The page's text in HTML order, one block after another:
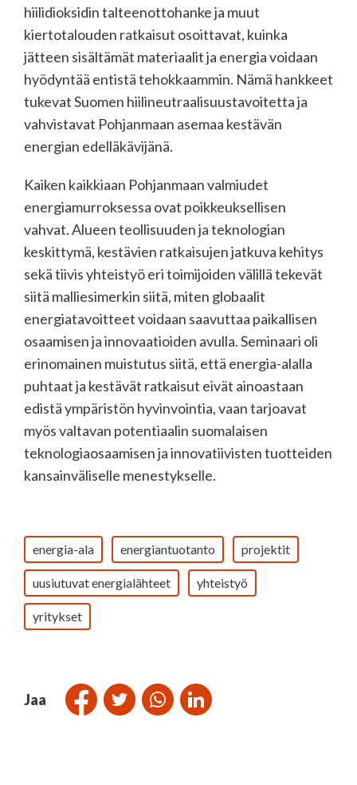
hiilidioksidin talteenottohanke ja muut
kiertotalouden ratkaisut osoittavat, kuinka
jätteen sisältämät materiaalit ja energia voidaan
hyödyntää entistä tehokkaammin. Nämä hankkeet
tukevat Suomen hiilineutraalisuustavoitetta ja
vahvistavat Pohjanmaan asemaa kestävän
energian edelläkävijänä.
Kaiken kaikkiaan Pohjanmaan valmiudet
energiamurroksessa ovat poikkeuksellisen
vahvat. Alueen teollisuuden ja teknologian
keskittymä, kestävien ratkaisujen jatkuva kehitys
sekä tiivis yhteistyö eri toimijoiden välillä tekevät
siitä malliesimerkin siitä, miten globaalit
energiatavoitteet voidaan saavuttaa paikallisen
osaamisen ja innovaatioiden avulla. Seminaari oli
erinomainen muistutus siitä, että energia-alalla
puhtaat ja kestävät ratkaisut eivät ainoastaan
edistä ympäristön hyvinvointia, vaan tarjoavat
myös valtavan potentiaalin suomalaisen
teknologiaosaamisen ja innovatiivisten tuotteiden
kansainväliselle menestykselle.
energia-ala energiantuotanto projektit
uusiutuvat energialähteet yhteistyö
yritykset
Jaa